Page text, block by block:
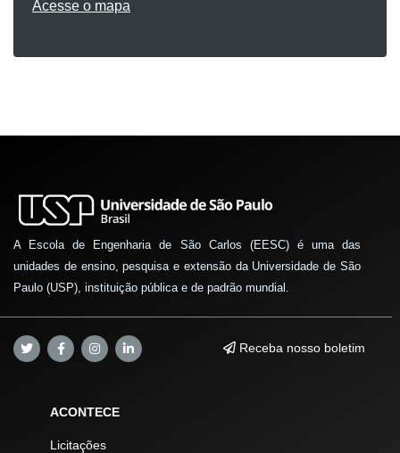
Acesse o mapa
A Escola de Engenharia de São Carlos (EESC) é uma das
unidades de ensino, pesquisa e extensão da Universidade de São
Paulo (USP), instituição pública e de padrão mundial.
Receba nosso boletim
ACONTECE
Licitações